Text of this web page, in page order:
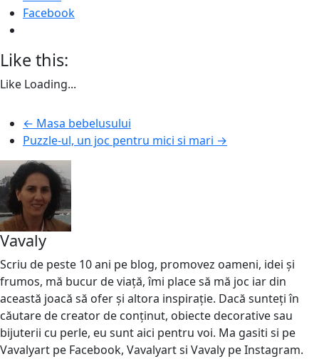
Facebook
Like this:
Like Loading...
← Masa bebelusului
Puzzle-ul, un joc pentru mici si mari →
Vavaly
Scriu de peste 10 ani pe blog, promovez oameni, idei și
frumos, mă bucur de viață, îmi place să mă joc iar din
această joacă să ofer și altora inspirație. Dacă sunteți în
căutare de creator de conținut, obiecte decorative sau
bijuterii cu perle, eu sunt aici pentru voi. Ma gasiti si pe
Vavalyart pe Facebook, Vavalyart si Vavaly pe Instagram.